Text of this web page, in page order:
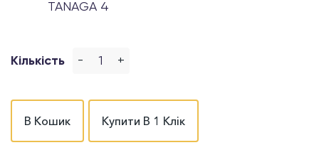
TANAGA 4
Кількість - +
В Кошик Купити В 1 Клік